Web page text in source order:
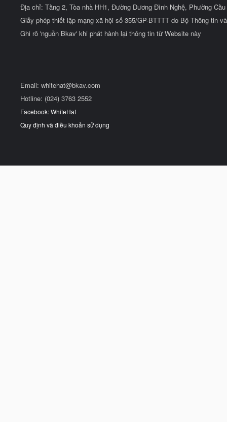
Địa chỉ: Tầng 2, Tòa nhà HH1, Đường Dương Đình Nghệ, Phường
Giấy phép thiết lập mạng xã hội số 355/GP-BTTTT do Bộ Thông tin
Ghi rõ 'nguồn Bkav' khi phát hành lại thông tin từ Website này
Email: whitehat@bkav.com
Hotline: (024) 3763 2552
Facebook: WhiteHat
Quy định và điều khoản sử dụng